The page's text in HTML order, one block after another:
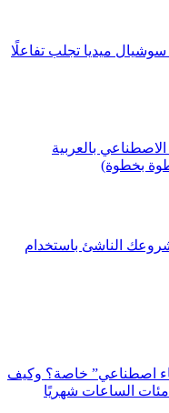
ميديا تجلب تفاعلًا
الاصطناعي بالعربية
الناشئ باستخدام
اصطناعي” خاصة؟ وكيف
الساعات شهريًا